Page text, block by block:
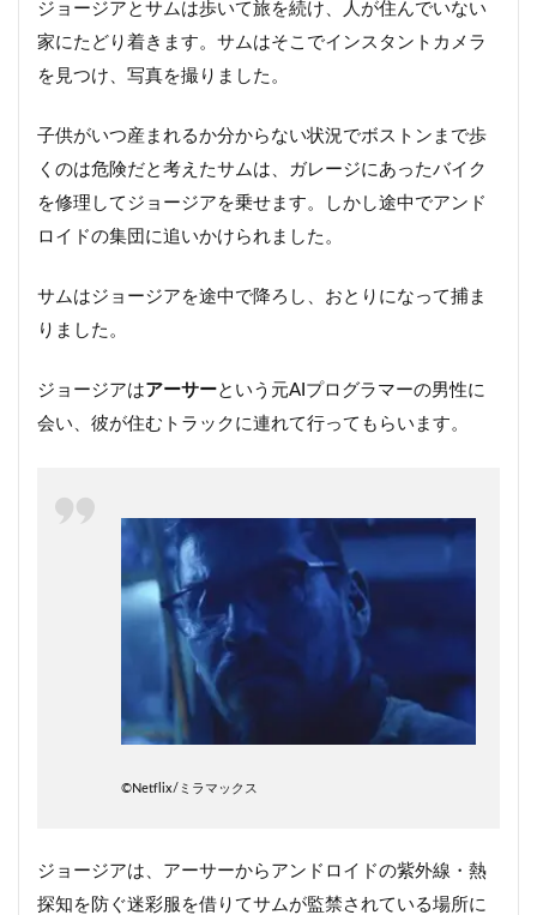
ジョージアとサムは歩いて旅を続け、人が住んでいない
家にたどり着きます。サムはそこでインスタントカメラ
を見つけ、写真を撮りました。
子供がいつ産まれるか分からない状況でボストンまで歩
くのは危険だと考えたサムは、ガレージにあったバイク
を修理してジョージアを乗せます。しかし途中でアンド
ロイドの集団に追いかけられました。
サムはジョージアを途中で降ろし、おとりになって捕ま
りました。
ジョージアはアーサーという元AIプログラマーの男性に
会い、彼が住むトラックに連れて行ってもらいます。
©︎Netflix/ミラマックス
ジョージアは、アーサーからアンドロイドの紫外線・熱
探知を防ぐ迷彩服を借りてサムが監禁されている場所に